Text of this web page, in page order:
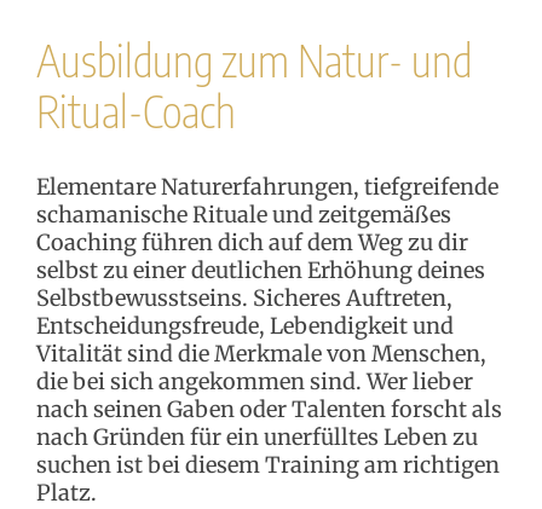
Ausbildung zum Natur- und
Ritual-Coach
Elementare Naturerfahrungen, tiefgreifende
schamanische Rituale und zeitgemäßes
Coaching führen dich auf dem Weg zu dir
selbst zu einer deutlichen Erhöhung deines
Selbstbewusstseins. Sicheres Auftreten,
Entscheidungsfreude, Lebendigkeit und
Vitalität sind die Merkmale von Menschen,
die bei sich angekommen sind. Wer lieber
nach seinen Gaben oder Talenten forscht als
nach Gründen für ein unerfülltes Leben zu
suchen ist bei diesem Training am richtigen
Platz.